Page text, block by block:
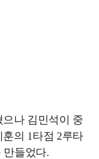
나 김민석이 중
의 1타점 2루타
만들었다.